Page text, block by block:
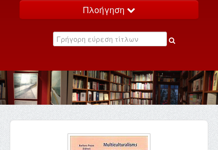
Πλοήγηση
Κατάλογος
Εκδηλώσεις
Επικοινωνία